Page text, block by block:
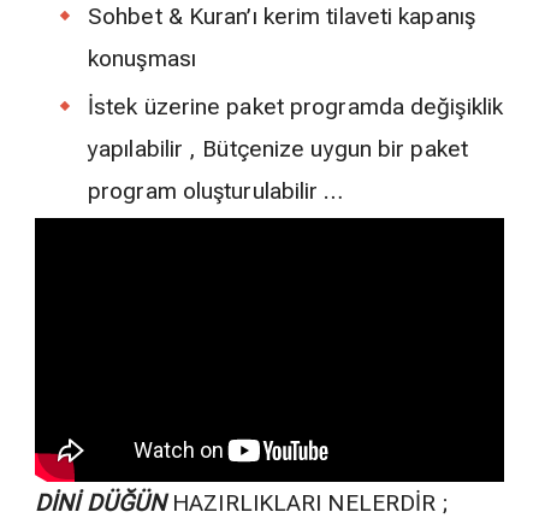
Sohbet & Kuran’ı kerim tilaveti kapanış
konuşması
İstek üzerine paket programda değişiklik
yapılabilir , Bütçenize uygun bir paket
program oluşturulabilir …
DİNİ DÜĞÜNHAZIRLIKLARI NELERDİR ;